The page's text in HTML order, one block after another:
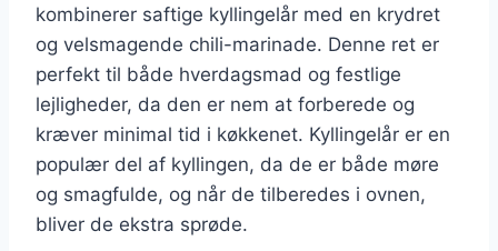
kombinerer saftige kyllingelår med en krydret
og velsmagende chili-marinade. Denne ret er
perfekt til både hverdagsmad og festlige
lejligheder, da den er nem at forberede og
kræver minimal tid i køkkenet. Kyllingelår er en
populær del af kyllingen, da de er både møre
og smagfulde, og når de tilberedes i ovnen,
bliver de ekstra sprøde.